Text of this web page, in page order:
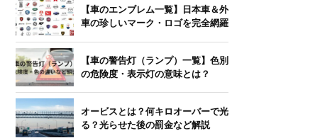
【車のエンブレム一覧】日本車＆外
車の珍しいマーク・ロゴを完全網羅
【車の警告灯（ランプ）一覧】色別
の危険度・表示灯の意味とは？
オービスとは？何キロオーバーで光
る？光らせた後の罰金など解説